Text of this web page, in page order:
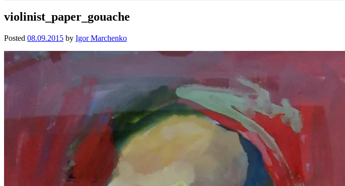
violinist_paper_gouache
Posted 08.09.2015 by Igor Marchenko